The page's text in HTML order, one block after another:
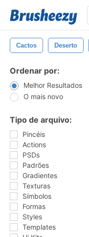
Cactos Deserto
Ordenar por:
Melhor Resultados
O mais novo
Tipo de arquivo:
Pincéis
Actions
PSDs
Padrões
Gradientes
Texturas
Símbolos
Formas
Styles
Templates